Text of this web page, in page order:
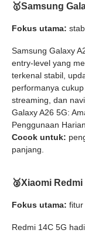
🥇Samsung
Fokus utama:
Samsung Galaxy
entry-level yang
terkenal stabil,
performanya
streaming, dan
Galaxy A26 5G:
Penggunaan
Cocok untuk:
panjang.
🥈Xiaomi Redmi
Fokus utama: fitur
Redmi 14C 5G